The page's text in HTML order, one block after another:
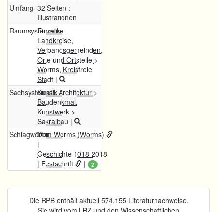
Umfang 32 Seiten :
Illustrationen
Raumsystematik
Einzelne
Landkreise,
Verbandsgemeinden,
Orte und Ortsteile >
Worms, Kreisfreie
Stadt |
SachsystematikKunst. Architektur >
Baudenkmal.
Kunstwerk >
Sakralbau |
SchlagwörterDom Worms (Worms)
|
Geschichte 1018-2018
| Festschrift | 2
Die RPB enthält aktuell 574.155 Literaturnachweise.
Sie wird vom LBZ und den Wissenschaftlichen